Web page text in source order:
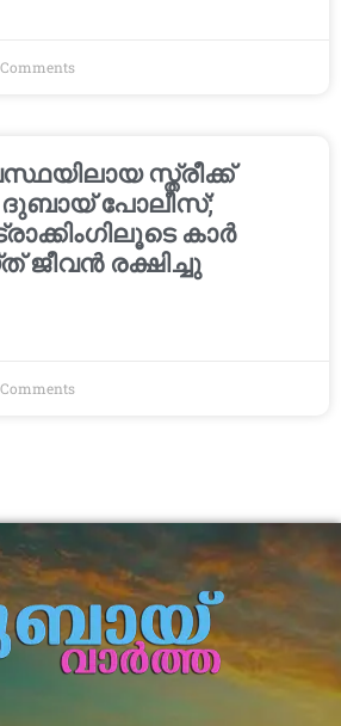
സ്ത്രീക്ക്
ദുബായ് പോലീസ്;
കാർ
ജീവൻ രക്ഷിച്ചു